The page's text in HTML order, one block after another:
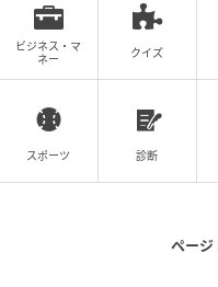
なんと、飛行機の中で
が提供されたのです！
お酒が好きだという投
たCAさんが、「熱か
れたのだそうです。飛
ビジネス・マ
ネー
クイズ
スポーツ 診断
ページ